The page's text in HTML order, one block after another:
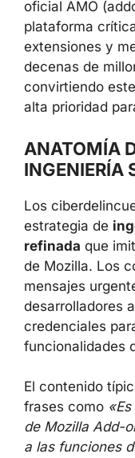
oficial AMO
plataforma
extensiones y
decenas de
convirtiendo
alta prioridad
ANATOMÍA
INGENIERÍA
Los
estrategia de
refinada que
de Mozilla. Los
mensajes
desarrolladores
credenciales
funcionalidades
El contenido
frases como
de Mozilla Add-
a las funciones